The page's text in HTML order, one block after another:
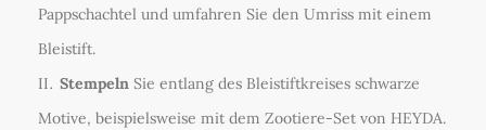
Pappschachtel und umfahren Sie den Umriss mit einem
Bleistift.
Stempeln Sie entlang des Bleistiftkreises schwarze
Motive, beispielsweise mit dem Zootiere-Set von HEYDA.